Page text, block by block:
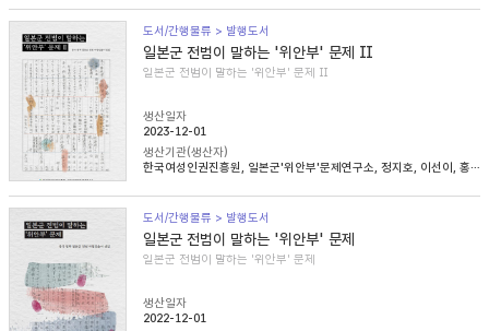
도서/간행물류 > 발행도서
일본군 전범이 말하는 '위안부' 문제 Ⅱ
일본군 전범이 말하는 '위안부' 문제 Ⅱ
생산일자
2023-12-01
생산기관(생산자)
한국여성인권진흥원, 일본군'위안부'문제연구소, 정지호, 이선이, 홍영미, 김승래
도서/간행물류 > 발행도서
일본군 전범이 말하는 '위안부' 문제
일본군 전범이 말하는 '위안부' 문제
생산일자
2022-12-01